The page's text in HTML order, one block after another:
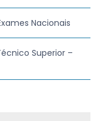
Nacionais
Superior –